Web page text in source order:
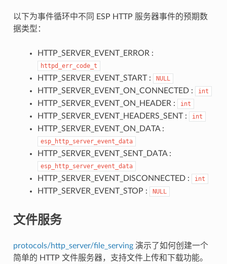
以下为事件循环中不同 ESP HTTP 服务器事件的预期数
据类型：
HTTP_SERVER_EVENT_ERROR :
httpd_err_code_t
HTTP_SERVER_EVENT_START : NULL
HTTP_SERVER_EVENT_ON_CONNECTED : int
HTTP_SERVER_EVENT_ON_HEADER : int
HTTP_SERVER_EVENT_HEADERS_SENT : int
HTTP_SERVER_EVENT_ON_DATA :
esp_http_server_event_data
HTTP_SERVER_EVENT_SENT_DATA :
esp_http_server_event_data
HTTP_SERVER_EVENT_DISCONNECTED : int
HTTP_SERVER_EVENT_STOP : NULL
文件服务
protocols/http_server/file_serving演示了如何创建一个
简单的 HTTP 文件服务器，支持文件上传和下载功能。